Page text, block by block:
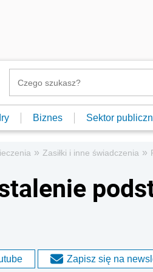
Biznes Sektor
» Zasiłki i inne świadczenia »
Zapisz się na